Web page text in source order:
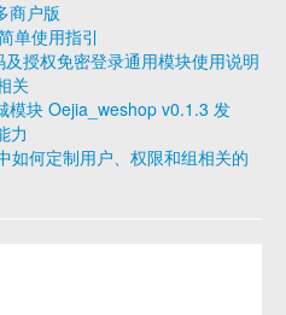
户版
单使用指引
授权免密登录通用模块使用说明
关
模块 Oejia_weshop v0.1.3 发
力
如何定制用户、权限和组相关的